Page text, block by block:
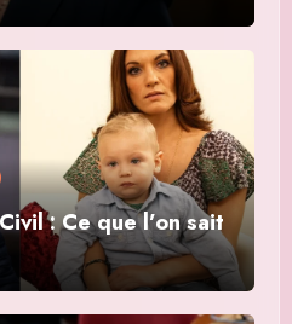
: Ce que l’on sait